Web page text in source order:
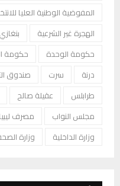
المفوضية الوطنية العليا
الهجرة غير الشرعية
بنغازي
حكومة الوحدة
حكومة
درنة
سرت صندوق
طرابلس
عقيلة صالح
مجلس النواب
مصرف
وزارة الداخلية
وزارة